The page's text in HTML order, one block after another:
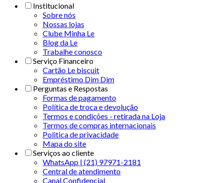
Institucional
Sobre nós
Nossas lojas
Clube Minha Le
Blog da Le
Trabalhe conosco
Serviço Financeiro
Cartão Le biscuit
Empréstimo Dim Dim
Perguntas e Respostas
Formas de pagamento
Política de troca e devolução
Termos e condições - retirada na Loja
Termos de compras internacionais
Politica de privacidade
Mapa do site
Serviços ao cliente
WhatsApp | (21) 97971-2181
Central de atendimento
Canal Confidencial